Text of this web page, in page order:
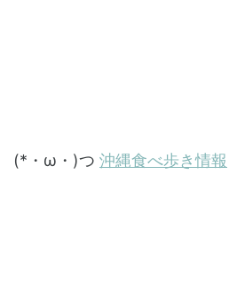
(*・ω・)つ 沖縄食べ歩き情報